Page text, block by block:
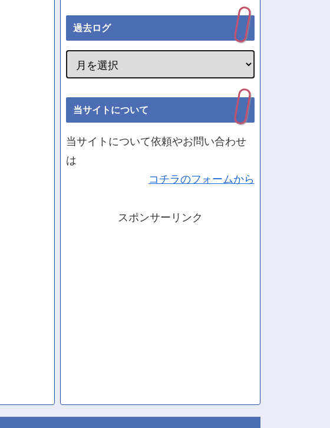
過去ログ
当サイトについて
当サイトについて依頼やお問い合わせ
は
コチラのフォームから
スポンサーリンク